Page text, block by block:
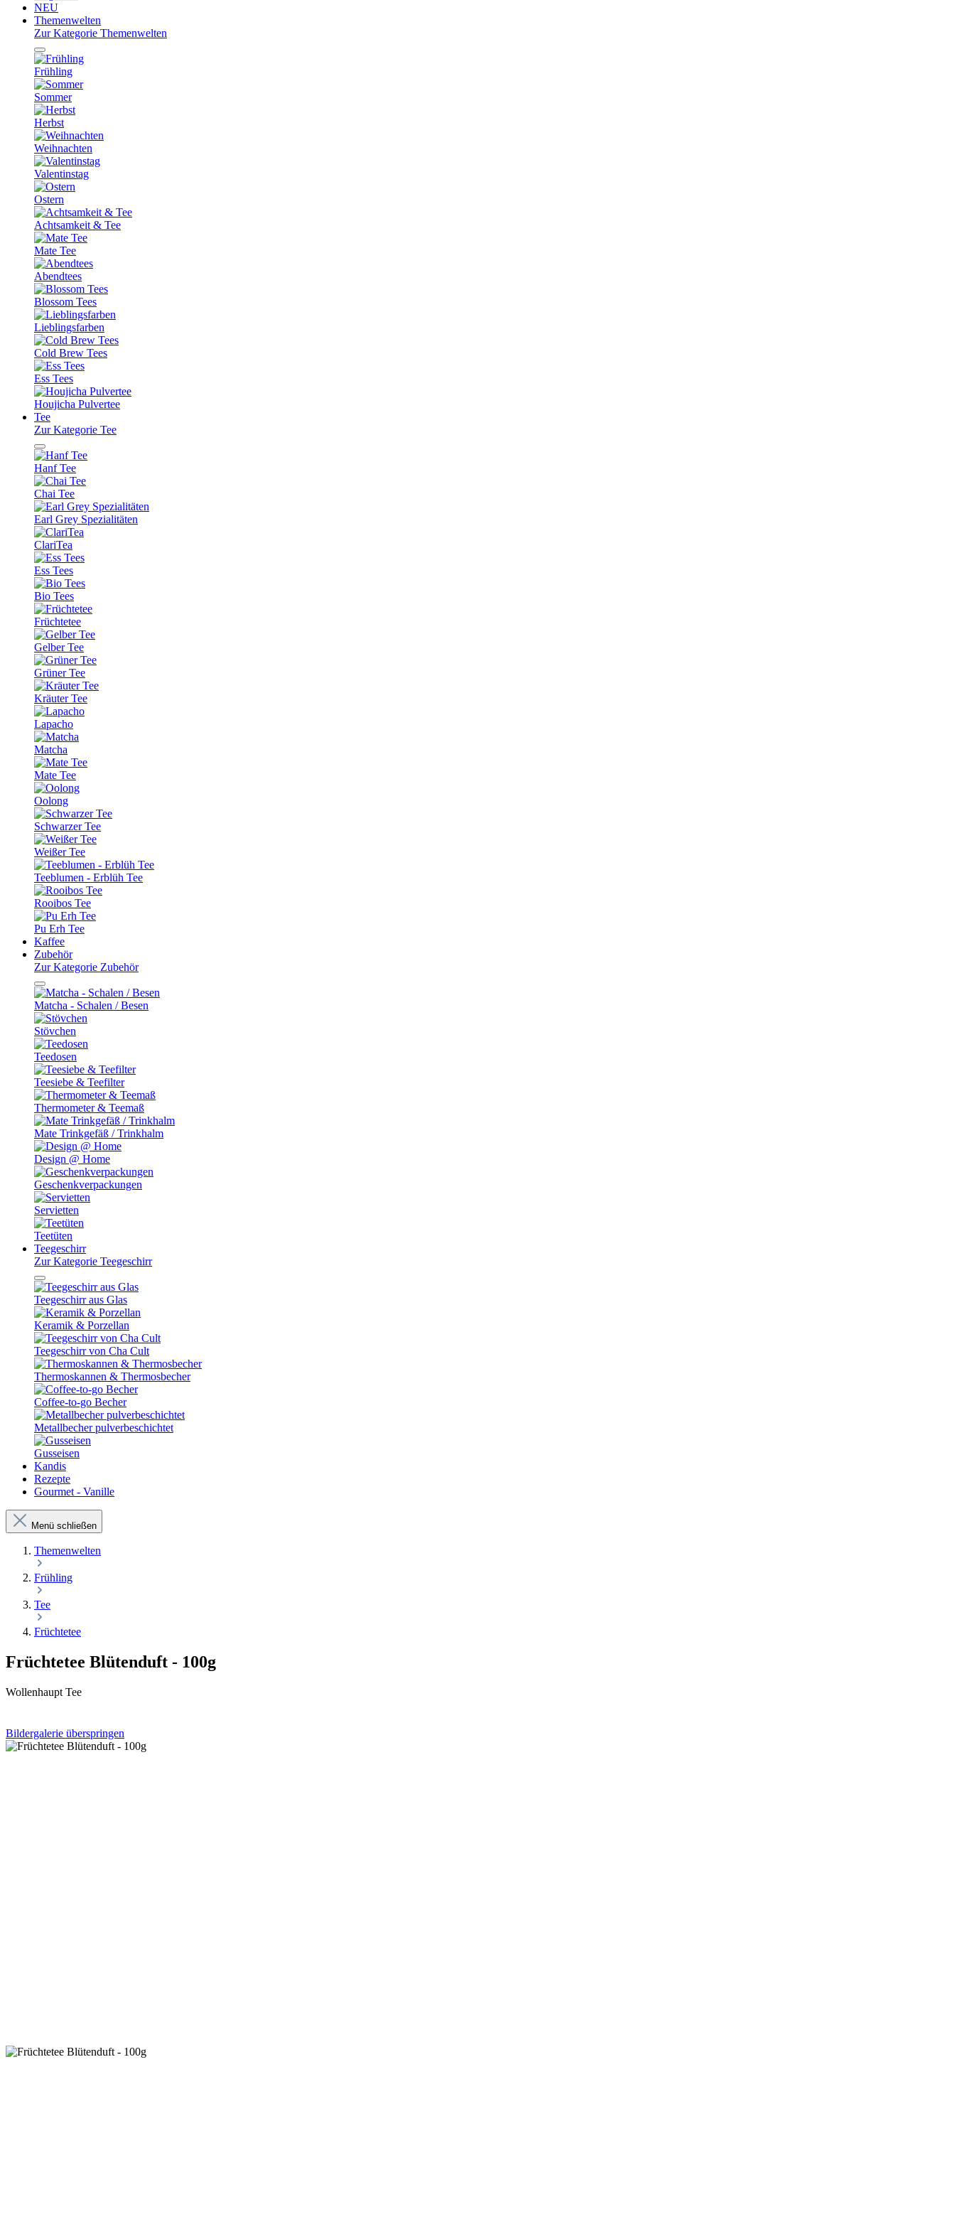
NEU
Themenwelten
Zur Kategorie Themenwelten
Frühling
Sommer
Herbst
Weihnachten
Valentinstag
Ostern
Achtsamkeit & Tee
Mate Tee
Abendtees
Blossom Tees
Lieblingsfarben
Cold Brew Tees
Ess Tees
Houjicha Pulvertee
Tee
Zur Kategorie Tee
Hanf Tee
Chai Tee
Earl Grey Spezialitäten
ClariTea
Ess Tees
Bio Tees
Früchtetee
Gelber Tee
Grüner Tee
Kräuter Tee
Lapacho
Matcha
Mate Tee
Oolong
Schwarzer Tee
Weißer Tee
Teeblumen - Erblüh Tee
Rooibos Tee
Pu Erh Tee
Kaffee
Zubehör
Zur Kategorie Zubehör
Matcha - Schalen / Besen
Stövchen
Teedosen
Teesiebe & Teefilter
Thermometer & Teemaß
Mate Trinkgefäß / Trinkhalm
Design @ Home
Geschenkverpackungen
Servietten
Teetüten
Teegeschirr
Zur Kategorie Teegeschirr
Teegeschirr aus Glas
Keramik & Porzellan
Teegeschirr von Cha Cult
Thermoskannen & Thermosbecher
Coffee-to-go Becher
Metallbecher pulverbeschichtet
Gusseisen
Kandis
Rezepte
Gourmet - Vanille
Menü schließen
Themenwelten
Frühling
Tee
Früchtetee
Früchtetee Blütenduft - 100g
Wollenhaupt Tee
Bildergalerie überspringen